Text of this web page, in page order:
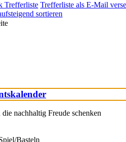
Trefferliste Trefferliste als E-Mail
sortieren
nachhaltig Freude schenken
Basteln